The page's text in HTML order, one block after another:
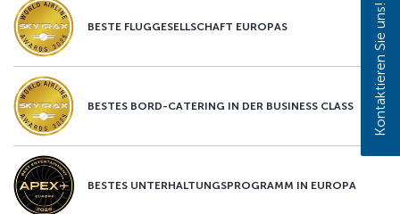
BESTE FLUGGESELLSCHAFT EUROPAS
BESTES BORD-CATERING IN DER BUSINESS CLASS
BESTES UNTERHALTUNGSPROGRAMM IN EUROPA
Kontaktieren Sie uns!